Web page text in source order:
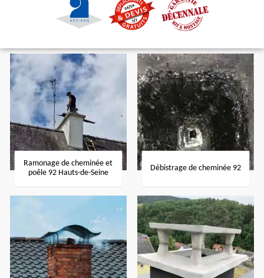
Ramonage de cheminée et
poêle 92 Hauts-de-Seine
Débistrage de cheminée 92